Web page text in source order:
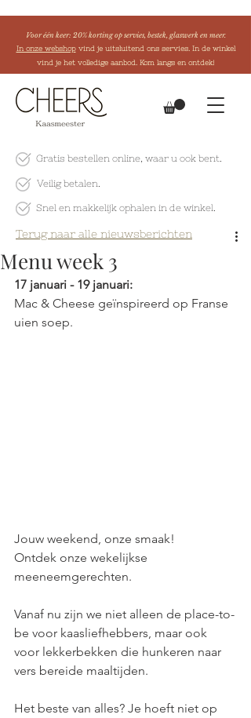
Voor één keer: 20% korting op servies, bestek, glaswerk en meer.
In onze webshopvind je uitsluitend ons servies. In de winkel
vind je het volledige aanbod. Kom langs en ontdek!
Gratis bestellen online , waar u ook bent.
Veilig betalen.
Snel en makkelijk ophalen in de winkel.
Menu week 3
17 januari - 19 januari:
Mac & Cheese geïnspireerd op Franse
uien soep.
Jouw weekend, onze smaak!
Ontdek onze wekelijkse
meeneemgerechten.
Vanaf nu zijn we niet alleen de place-to-
be voor kaasliefhebbers, maar ook
voor lekkerbekken die hunkeren naar
vers bereide maaltijden.
Het beste van alles? Je hoeft niet op
Terug naar alle nieuwsberichten